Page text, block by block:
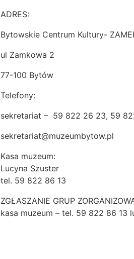
ADRES:
Bytowskie Centrum Kultury-
ul Zamkowa 2
77-100 Bytów
Telefony:
sekretariat – 59 822 26 23, 59
sekretariat@muzeumbytow.pl
Kasa muzeum:
Lucyna Szuster
tel. 59 822 86 13
ZGŁASZANIE GRUP
kasa muzeum – tel. 59 822 86 13